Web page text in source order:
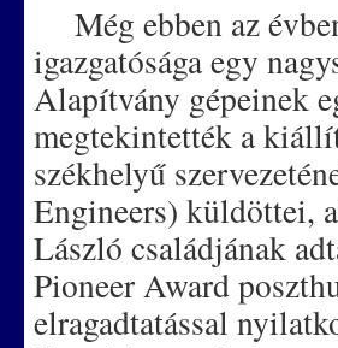
Még ebben az
igazgatósága egy
Alapítvány gépeinek
megtekintették a
székhelyű
Engineers) küldöttei,
László családjának
Pioneer Award
elragadtatással